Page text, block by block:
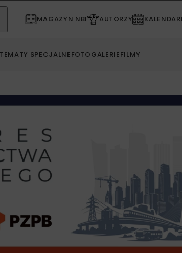
MAGAZYN NBI AUTORZY
TEMATY SPECJALNEFOTOGALERIEFILMY